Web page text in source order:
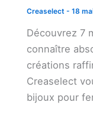
Creaselect - 18
Découvrez 7
connaître
créations
Creaselect
bijoux pour